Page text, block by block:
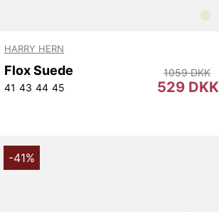
HARRY HERN
Flox Suede
41 43 44 45 529 DKK
1059 DKK
-41%